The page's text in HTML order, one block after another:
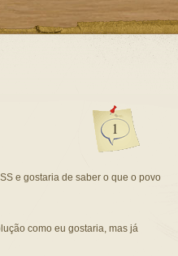
1
e gostaria de saber o que o povo
como eu gostaria, mas já